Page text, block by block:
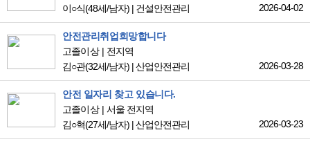
이○식(48세/남자) | 건설안전관리 2026-04-02
안전관리취업희망합니다
고졸이상
전지역
김○관(32세/남자) |산업안전관리 2026-03-28
안전 일자리 찾고 있습니다.
고졸이상
서울 전지역
김○혁(27세/남자) |산업안전관리 2026-03-23